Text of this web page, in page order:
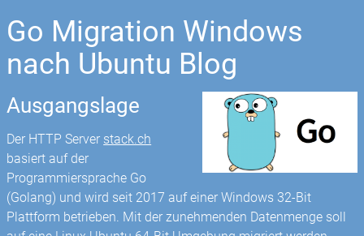
Go Migration Windows
nach Ubuntu Blog
Ausgangslage
Der HTTP Server stack.ch
basiert auf der
Programmiersprache Go
(Golang) und wird seit 2017 auf einer Windows 32-Bit
Plattform betrieben. Mit der zunehmenden Datenmenge soll